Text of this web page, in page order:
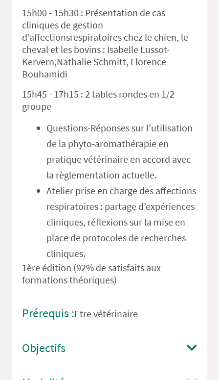
15h00 - 15h30 : Présentation de cas
cliniques de gestion
d’affectionsrespiratoires chez le chien, le
cheval et les bovins : Isabelle Lussot-
Kervern,Nathalie Schmitt, Florence
Bouhamidi
15h45 - 17h15 : 2 tables rondes en 1/2
groupe
Questions-Réponses sur l’utilisation
de la phyto-aromathérapie en
pratique vétérinaire en accord avec
la règlementation actuelle.
Atelier prise en charge des affections
respiratoires : partage d’expériences
cliniques, réflexions sur la mise en
place de protocoles de recherches
cliniques.
1ère édition (92% de satisfaits aux
formations théoriques)
Prérequis :Etre vétérinaire
Objectifs